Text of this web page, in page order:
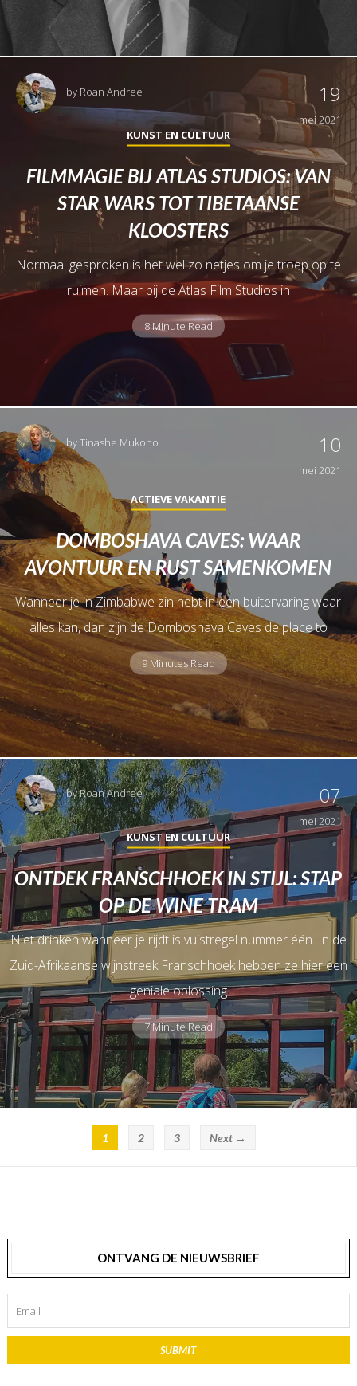
by Roan Andree 19
mei 2021
KUNST EN CULTUUR
FILMMAGIE BIJ ATLAS STUDIOS: VAN
STAR WARS TOT TIBETAANSE
KLOOSTERS
Normaal gesproken is het wel zo netjes om je troep op te
ruimen. Maar bij de Atlas Film Studios in
8 Minute Read
byTinashe Mukono 10
mei 2021
ACTIEVE VAKANTIE
DOMBOSHAVA CAVES: WAAR
AVONTUUR EN RUST SAMENKOMEN
Wanneer je in Zimbabwe zin hebt in een buitervaring waar
alles kan, dan zijn de Domboshava Caves de place to
9 Minutes Read
byRoan Andree 07
mei 2021
KUNST EN CULTUUR
ONTDEK FRANSCHHOEK IN STIJL: STAP
OP DE WINE TRAM
Niet drinken wanneer je rijdt is vuistregel nummer één. In de
Zuid-Afrikaanse wijnstreek Franschhoek hebben ze hier een
geniale oplossing
7 Minute Read
1 2 3 Next →
ONTVANG DE NIEUWSBRIEF
SUBMIT